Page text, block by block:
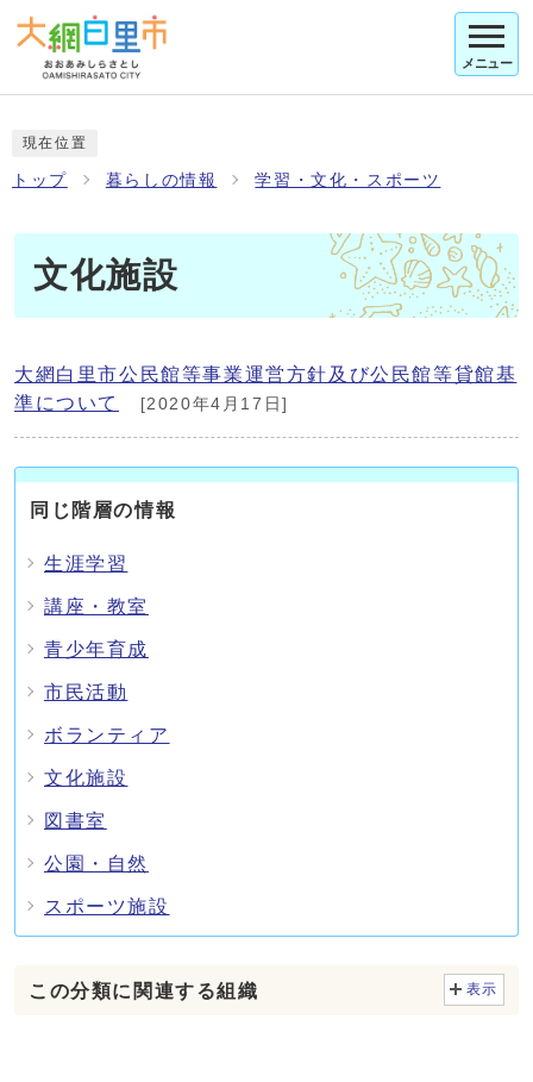
メニュー
現在位置
トップ 暮らしの情報 学習・文化・スポーツ
文化施設
大網白里市公民館等事業運営方針及び公民館等貸館基
準について
[2020年4月17日]
同じ階層の情報
生涯学習
講座・教室
青少年育成
市民活動
ボランティア
文化施設
図書室
公園・自然
スポーツ施設
この分類に関連する組織 表示